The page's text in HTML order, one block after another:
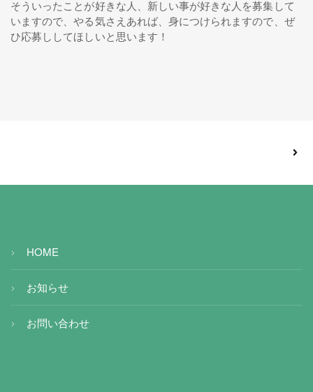
そういったことが好きな人、新しい事が好きな人を募集して
いますので、やる気さえあれば、身につけられますので、ぜ
ひ応募ししてほしいと思います！
HOME
お知らせ
お問い合わせ